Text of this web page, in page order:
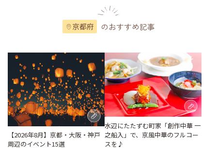
京都府 のおすすめ記事
【2026年8月】京都・大阪・神戸
周辺のイベント15選
水辺にたたずむ町家「創作中華 一
之船入」で、京風中華のフルコー
スを♪